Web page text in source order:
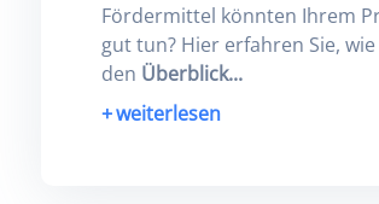
Fördermittel könnten Ihrem
gut tun? Hier erfahren Sie, wie
den Überblick...
weiterlesen